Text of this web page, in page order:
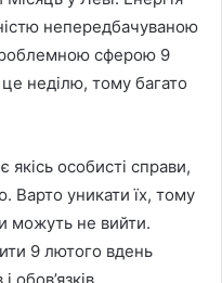
непередбачуваною
сферою 9
неділю, тому багато
якісь особисті справи,
Варто уникати їх, тому
можуть не вийти.
9 лютого вдень